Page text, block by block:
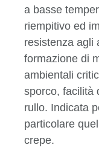
a basse
riempitivo ed
resistenza agli
formazione di
ambientali
sporco, facilità
rullo. Indicata
particolare
crepe.